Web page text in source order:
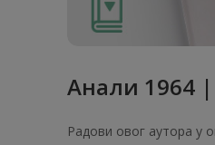
Анaли 1964
Радови овог аутора у